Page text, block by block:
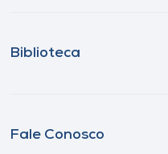
Biblioteca
Fale Conosco